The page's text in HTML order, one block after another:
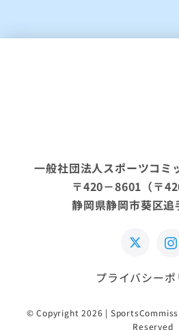
一般社団法人スポーツコ
〒420－8601（〒
静岡県静岡市葵区
プライバシーポ
© Copyright 2026 |
Reserved